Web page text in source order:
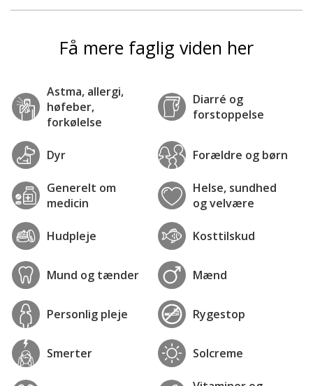
Få mere faglig viden her
Astma, allergi,
høfeber,
forkølelse
Diarré og
forstoppelse
Dyr Forældre og børn
Generelt om
medicin
Helse, sundhed
og velvære
Hudpleje Kosttilskud
Mund og tænder Mænd
Personlig pleje Rygestop
Smerter Solcreme